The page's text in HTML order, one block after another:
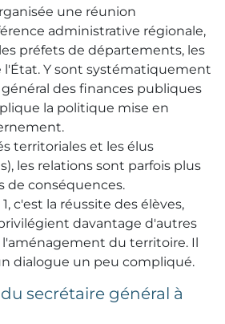
une réunion
administrative régionale,
préfets de départements, les
l'État. Y sont systématiquement
des finances publiques
la politique mise en
territoriales et les élus
les relations sont parfois plus
de conséquences.
c'est la réussite des élèves,
davantage d'autres
du territoire. Il
dialogue un peu compliqué.
secrétaire général à